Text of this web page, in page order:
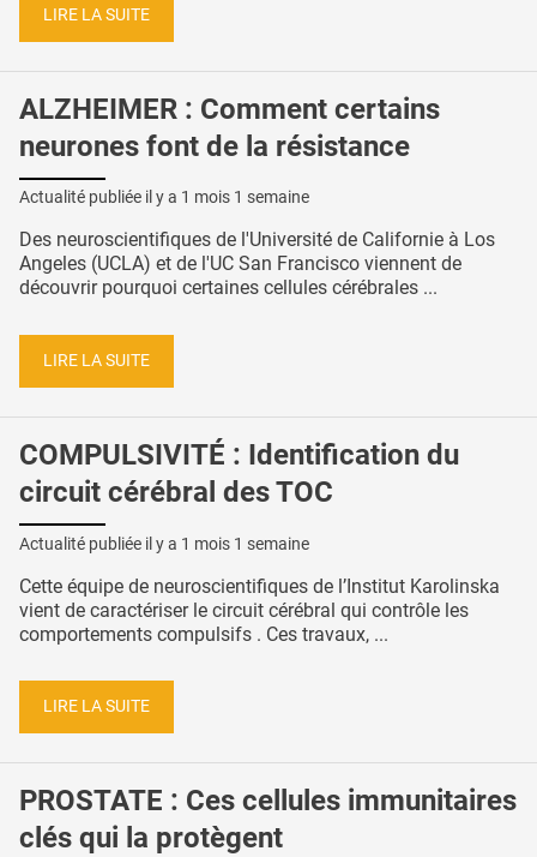
LIRE LA SUITE
ALZHEIMER : Comment certains
neurones font de la résistance
Actualité publiée il y a 1 mois 1 semaine
Des neuroscientifiques de l'Université de Californie à Los
Angeles (UCLA) et de l'UC San Francisco viennent de
découvrir pourquoi certaines cellules cérébrales ...
LIRE LA SUITE
COMPULSIVITÉ : Identification du
circuit cérébral des TOC
Actualité publiée il y a 1 mois 1 semaine
Cette équipe de neuroscientifiques de l’Institut Karolinska
vient de caractériser le circuit cérébral qui contrôle les
comportements compulsifs . Ces travaux, ...
LIRE LA SUITE
PROSTATE : Ces cellules immunitaires
clés qui la protègent